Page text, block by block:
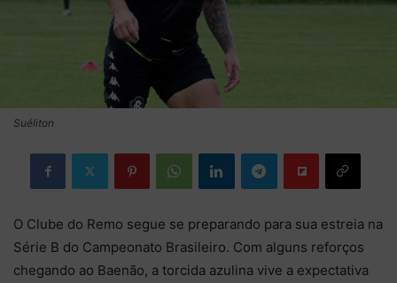
Suéliton
O Clube do Remo segue se preparando para sua estreia na
Série B do Campeonato Brasileiro. Com alguns reforços
chegando ao Baenão, a torcida azulina vive a expectativa